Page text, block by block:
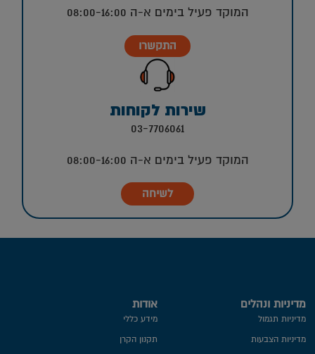
המוקד פעיל בימים א-ה 08:00-16:00
התקשרו
שירות לקוחות
03-7706061
המוקד פעיל בימים א-ה 08:00-16:00
לשיחה
אודות
מידע כללי
תקנון הקרן
מדיניות ונהלים
מדיניות תגמול
מדיניות הצבעות